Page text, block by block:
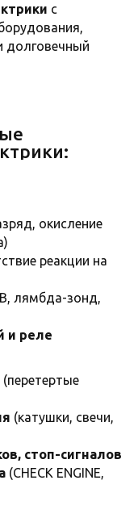
с
долговечный
окисление
реакции на
лямбда-зонд,
и реле
(перетертые
(катушки, свечи,
стоп-сигналов
(CHECK ENGINE,
РФ